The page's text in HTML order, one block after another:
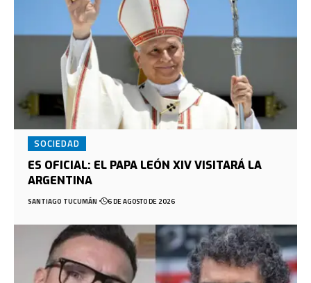
SOCIEDAD
ES OFICIAL: EL PAPA LEÓN XIV VISITARÁ LA
ARGENTINA
SANTIAGO TUCUMÁN 6 DE AGOSTO DE 2026